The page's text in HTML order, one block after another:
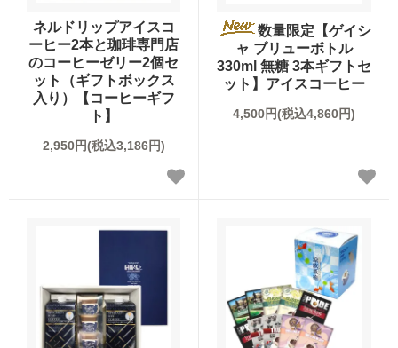
ネルドリップアイスコ
ーヒー2本と珈琲専門店
のコーヒーゼリー2個セ
ット（ギフトボックス
入り）【コーヒーギフ
ト】
2,950円(税込3,186円)
数量限定【ゲイシ
ャ ブリューボトル
330ml 無糖 3本ギフトセ
ット】アイスコーヒー
4,500円(税込4,860円)